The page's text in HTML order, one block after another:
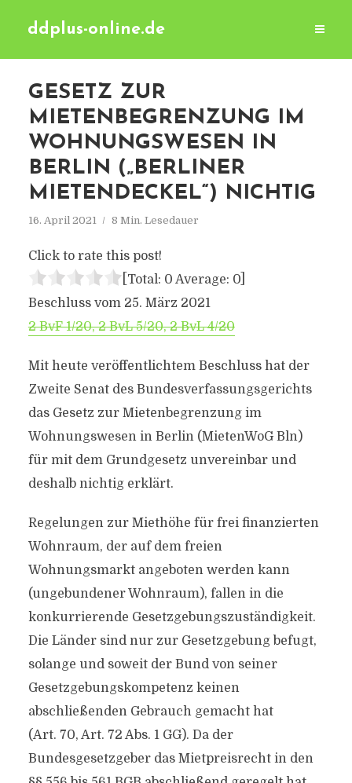
ddplus-online.de
GESETZ ZUR
MIETENBEGRENZUNG IM
WOHNUNGSWESEN IN
BERLIN („BERLINER
MIETENDECKEL“) NICHTIG
16. April 2021 8 Min. Lesedauer
Click to rate this post!
[Total: 0 Average: 0]
Beschluss vom 25. März 2021
2 BvF 1/20, 2 BvL 5/20, 2 BvL 4/20
Mit heute veröffentlichtem Beschluss hat der
Zweite Senat des Bundesverfassungsgerichts
das Gesetz zur Mietenbegrenzung im
Wohnungswesen in Berlin (MietenWoG Bln)
für mit dem Grundgesetz unvereinbar und
deshalb nichtig erklärt.
Regelungen zur Miethöhe für frei finanzierten
Wohnraum, der auf dem freien
Wohnungsmarkt angeboten werden kann
(ungebundener Wohnraum), fallen in die
konkurrierende Gesetzgebungszuständigkeit.
Die Länder sind nur zur Gesetzgebung befugt,
solange und soweit der Bund von seiner
Gesetzgebungskompetenz keinen
abschließenden Gebrauch gemacht hat
(Art. 70, Art. 72 Abs. 1 GG). Da der
Bundesgesetzgeber das Mietpreisrecht in den